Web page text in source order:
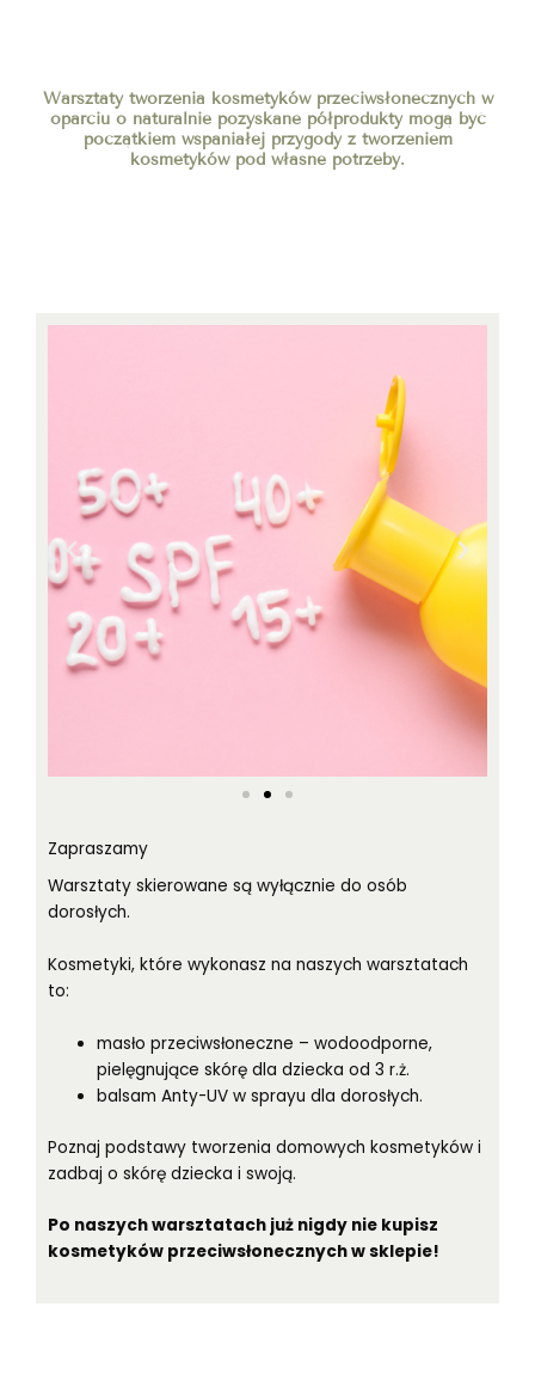
Warsztaty tworzenia kosmetyków przeciwsłonecznych w
oparciu o naturalnie pozyskane półprodukty mogą być
początkiem wspaniałej przygody z tworzeniem
kosmetyków pod własne potrzeby.
Zapraszamy
Warsztaty skierowane są wyłącznie do osób
dorosłych.
Kosmetyki, które wykonasz na naszych warsztatach
to:
masło przeciwsłoneczne – wodoodporne,
pielęgnujące skórę dla dziecka od 3 r.ż.
balsam Anty-UV w sprayu dla dorosłych.
Poznaj podstawy tworzenia domowych kosmetyków i
zadbaj o skórę dziecka i swoją.
Po naszych warsztatach już nigdy nie kupisz
kosmetyków przeciwsłonecznych w sklepie!